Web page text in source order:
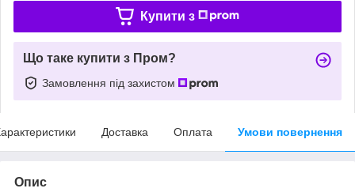
Купити з
Що таке купити з Пром?
Замовлення під захистом
Доставка Оплата Умови повернення
Опис